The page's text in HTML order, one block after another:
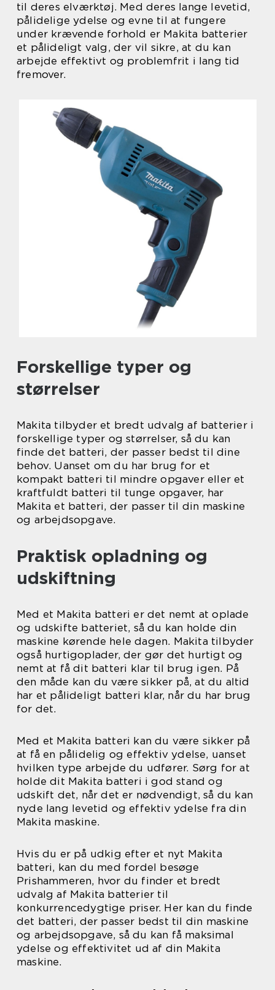
til deres elværktøj. Med deres lange levetid,
pålidelige ydelse og evne til at fungere
under krævende forhold er Makita batterier
et pålideligt valg, der vil sikre, at du kan
arbejde effektivt og problemfrit i lang tid
fremover.
Forskellige typer og
størrelser
Makita tilbyder et bredt udvalg af batterier i
forskellige typer og størrelser, så du kan
finde det batteri, der passer bedst til dine
behov. Uanset om du har brug for et
kompakt batteri til mindre opgaver eller et
kraftfuldt batteri til tunge opgaver, har
Makita et batteri, der passer til din maskine
og arbejdsopgave.
Praktisk opladning og
udskiftning
Med et Makita batteri er det nemt at oplade
og udskifte batteriet, så du kan holde din
maskine kørende hele dagen. Makita tilbyder
også hurtigoplader, der gør det hurtigt og
nemt at få dit batteri klar til brug igen. På
den måde kan du være sikker på, at du altid
har et pålideligt batteri klar, når du har brug
for det.
Med et Makita batteri kan du være sikker på
at få en pålidelig og effektiv ydelse, uanset
hvilken type arbejde du udfører. Sørg for at
holde dit Makita batteri i god stand og
udskift det, når det er nødvendigt, så du kan
nyde lang levetid og effektiv ydelse fra din
Makita maskine.
Hvis du er på udkig efter et nyt Makita
batteri, kan du med fordel besøge
Prishammeren, hvor du finder et bredt
udvalg af Makita batterier til
konkurrencedygtige priser. Her kan du finde
det batteri, der passer bedst til din maskine
og arbejdsopgave, så du kan få maksimal
ydelse og effektivitet ud af din Makita
maskine.